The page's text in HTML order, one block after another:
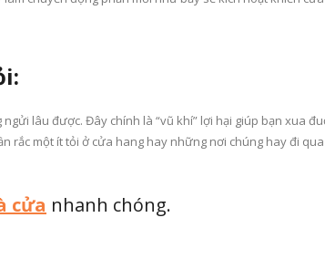
lâu được. Đây chính là “vũ khí” lợi hại giúp bạn xua
rắc một ít tỏi ở cửa hang hay những nơi chúng hay đi
cửa nhanh chóng.